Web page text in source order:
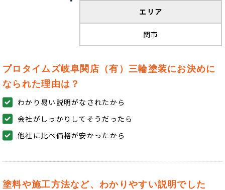
エリア
関市
プロタイムズ岐阜関店（有）三輪塗装にお決めに
なられた理由は？
わかり易い説明がなされたから
会社がしっかりしてそうだったら
他社に比べ価格が安かったから
塗料や施工方法など、わかりやすい説明でした